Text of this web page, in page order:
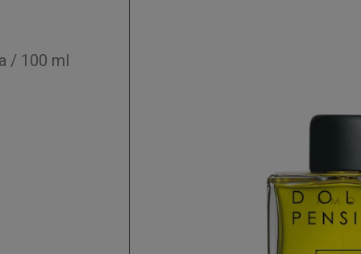
/ 100 ml